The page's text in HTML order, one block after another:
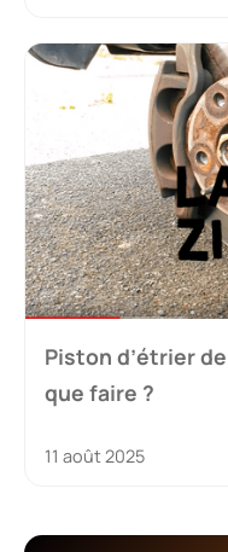
Piston d’étrier
que faire ?
11 août 2025